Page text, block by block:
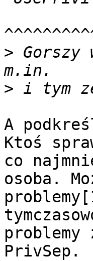
> Gorszy
>
A
Ktoś
co
osoba.
problemy
PrivSep.